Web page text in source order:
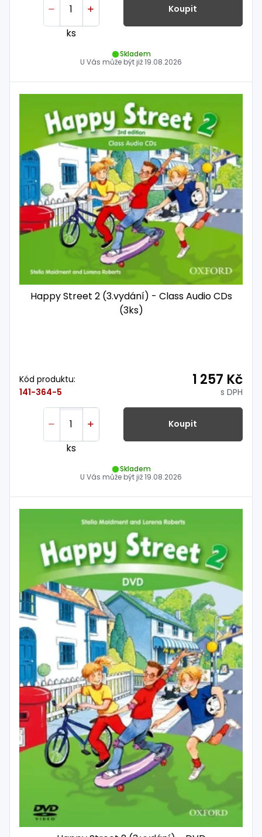
ks
Koupit
Skladem
U Vás může být již19.08.2026
Happy Street 2 (3.vydání) - Class Audio CDs
(3ks)
Kód produktu:
141-364-5
1 257 Kč
s DPH
ks
Koupit
Skladem
U Vás může být již19.08.2026